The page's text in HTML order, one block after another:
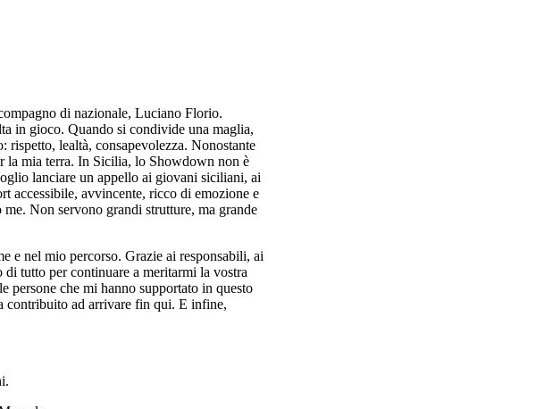
di nazionale, Luciano Florio.
in gioco. Quando si condivide una maglia,
rispetto, lealtà, consapevolezza. Nonostante
la mia terra. In Sicilia, lo Showdown non è
lanciare un appello ai giovani siciliani, ai
accessibile, avvincente, ricco di emozione e
Non servono grandi strutture, ma grande
e nel mio percorso. Grazie ai responsabili, ai
tutto per continuare a meritarmi la vostra
persone che mi hanno supportato in questo
contribuito ad arrivare fin qui. E infine,